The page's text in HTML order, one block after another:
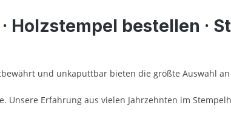
bestellen ·
und unkaputtbar bieten die größte Auswahl
Erfahrung aus vielen Jahrzehnten im